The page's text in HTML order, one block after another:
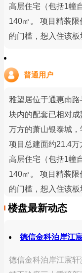
高层住宅（包括1幢
140㎡。 项目精装
的门槛，想入住该板
普通用户
雅望居位于通惠南
块内的配套已相对
万方的萧山银泰城，
项目总建面约21.4
高层住宅（包括1幢
140㎡。 项目精装
的门槛，想入住该板
楼盘最新动态
德信金科泊岸江
德信金科泊岸江宸轩